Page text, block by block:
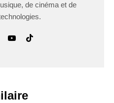
de cinéma et de